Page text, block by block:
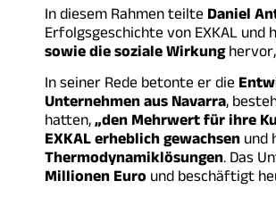
In diesem Rahmen teilte Daniel
Erfolgsgeschichte von EXKAL und
sowie die soziale Wirkung
In seiner Rede betonte er die
Unternehmen aus Navarra,
hatten,„den Mehrwert für ihre
EXKAL erheblich gewachsenund
Thermodynamiklösungen. Das
Millionen Euro und beschäftigt